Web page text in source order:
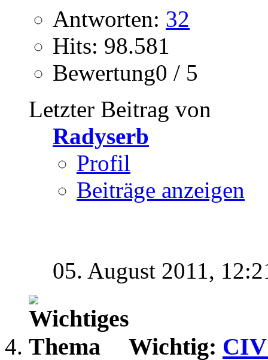
Antworten: 32
Hits: 98.581
Bewertung0 / 5
Letzter Beitrag von
Radyserb
Profil
Beiträge anzeigen
05. August 2011,
Wichtig: